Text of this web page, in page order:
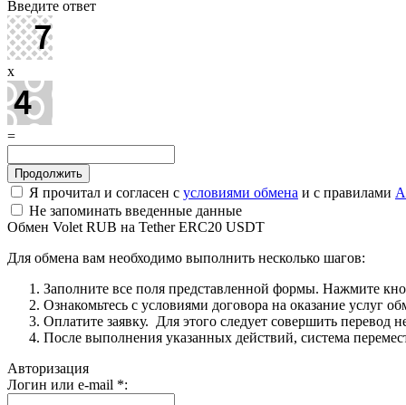
Введите ответ
x
=
Я прочитал и согласен с условиями обмена и с правилами
Не запоминать введенные данные
Обмен Volet RUB на Tether ERC20 USDT
Для обмена вам необходимо выполнить несколько шагов:
Заполните все поля представленной формы. Нажмите
Ознакомьтесь с условиями договора на оказание услуг
Оплатите заявку. Для этого следует совершить
После выполнения указанных действий, система
Авторизация
Логин или e-mail *: